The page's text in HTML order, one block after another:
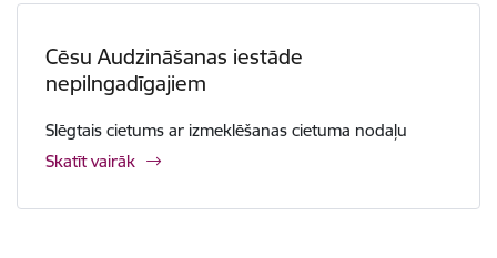
Cēsu Audzināšanas iestāde
nepilngadīgajiem
Slēgtais cietums ar izmeklēšanas cietuma nodaļu
Skatīt vairāk